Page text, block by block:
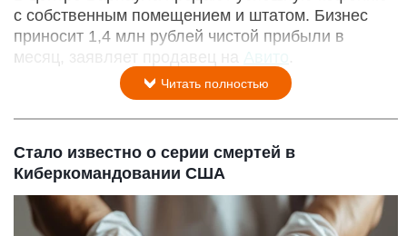
с собственным помещением и штатом. Бизнес
приносит 1,4 млн рублей чистой прибыли в
месяц, заявляет продавец на
Авито
Читать полностью
Стало известно о серии смертей в
Киберкомандовании США